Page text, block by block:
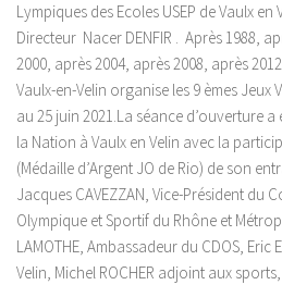
Lympiques des Ecoles USEP de Vaulx
Directeur Nacer DENFIR . Après 1988,
2000, après 2004, après 2008, après
Vaulx-en-Velin organise les 9 èmes Jeux
au 25 juin 2021.La séance d’ouverture
la Nation à Vaulx en Velin avec la
(Médaille d’Argent JO de Rio) de son
Jacques CAVEZZAN, Vice-Président du
Olympique et Sportif du Rhône et
LAMOTHE, Ambassadeur du CDOS, Eric
Velin, Michel ROCHER adjoint aux